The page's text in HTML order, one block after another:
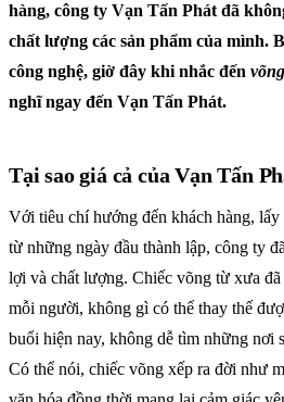
hàng, công ty Vạn Tấn Phát đã
chất lượng các sản phẩm của mình.
công nghệ, giờ đây khi nhắc đến
nghĩ ngay đến Vạn Tấn Phát.
Tại sao giá cả của Vạn Tấn
Với tiêu chí hướng đến khách hàng, lấy
từ những ngày đầu thành lập, công ty
lợi và chất lượng. Chiếc võng từ xưa
mỗi người, không gì có thể thay thế
buổi hiện nay, không dễ tìm những nơi
Có thể nói, chiếc võng xếp ra đời như